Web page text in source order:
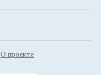
О проекте